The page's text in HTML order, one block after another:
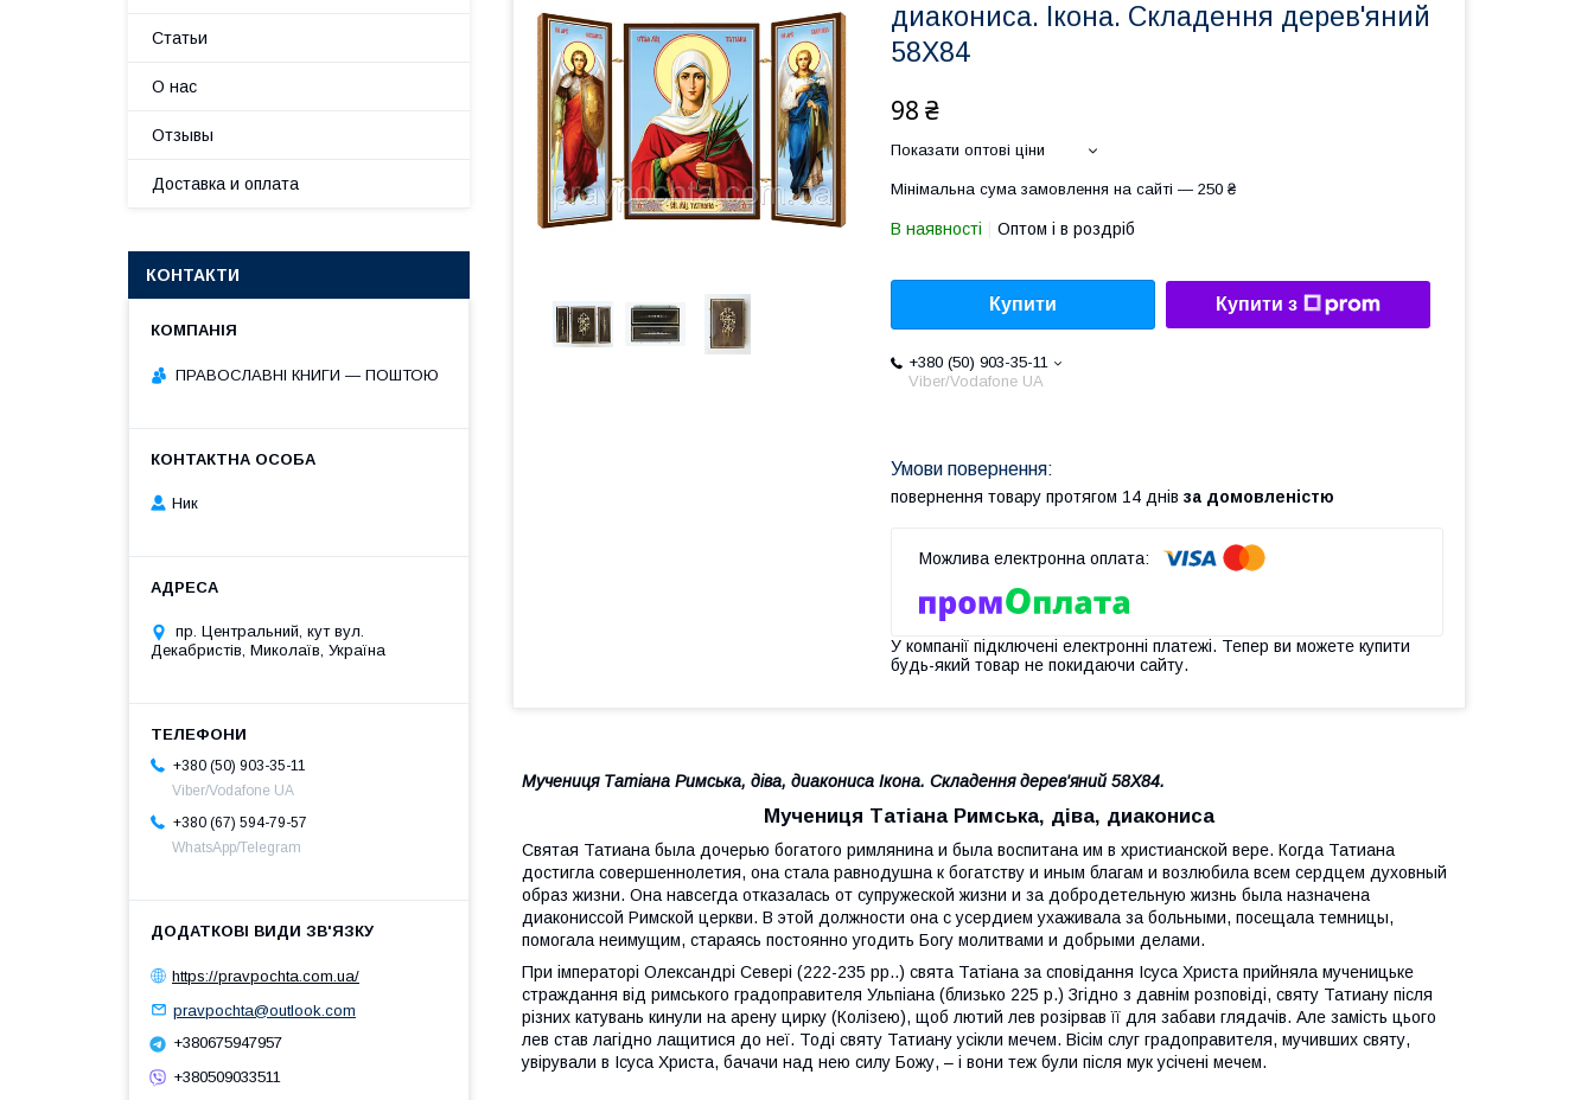
диакониса. Ікона. Складення дерев'яний
58Х84
98 ₴
Показати оптові ціни
Мінімальна сума замовлення на сайті — 250 ₴
В наявності Оптом і в роздріб
Купити Купити з
+380 (50) 903-35-11
Viber/Vodafone UA
повернення товару протягом 14 днів за домовленістю
У компанії підключені електронні платежі. Тепер ви можете купити
будь-який товар не покидаючи сайту.
Мучениця Татіана Римська, діва, диакониса Ікона. Складення дерев'яний 58Х84.
Мучениця Татіана Римська, діва, диакониса
Святая Татиана была дочерью богатого римлянина и была воспитана им в христианской вере. Когда Татиана
достигла совершеннолетия, она стала равнодушна к богатству и иным благам и возлюбила всем сердцем духовный
образ жизни. Она навсегда отказалась от супружеской жизни и за добродетельную жизнь была назначена
диакониссой Римской церкви. В этой должности она с усердием ухаживала за больными, посещала темницы,
помогала неимущим, стараясь постоянно угодить Богу молитвами и добрыми делами.
При імператорі Олександрі Севері (222-235 рр..) свята Татіана за сповідання Ісуса Христа прийняла мученицьке
страждання від римського градоправителя Ульпіана (близько 225 р.) Згідно з давнім розповіді, святу Татиану після
різних катувань кинули на арену цирку (Колізею), щоб лютий лев розірвав її для забави глядачів. Але замість цього
лев став лагідно лащитися до неї. Тоді святу Татиану усікли мечем. Вісім слуг градоправителя, мучивших святу,
увірували в Ісуса Христа, бачачи над нею силу Божу, – і вони теж були після мук усічені мечем.
Статьи
О нас
Отзывы
Доставка и оплата
КОНТАКТИ
ПРАВОСЛАВНІ КНИГИ — ПОШТОЮ
Ник
пр. Центральний, кут вул.
Декабристів, Миколаїв, Україна
+380 (50) 903-35-11
Viber/Vodafone UA
+380 (67) 594-79-57
WhatsApp/Telegram
https://pravpochta.com.ua/
pravpochta@outlook.com
+380675947957
+380509033511